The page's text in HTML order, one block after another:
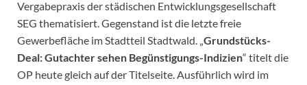
Vergabepraxis der städischen Entwicklungsgesellschaft
SEG thematisiert. Gegenstand ist die letzte freie
Gewerbefläche im Stadtteil Stadtwald. „ Grundstücks-
Deal: Gutachter sehen Begünstigungs-Indizien“ titelt die
OP heute gleich auf der Titelseite. Ausführlich wird im